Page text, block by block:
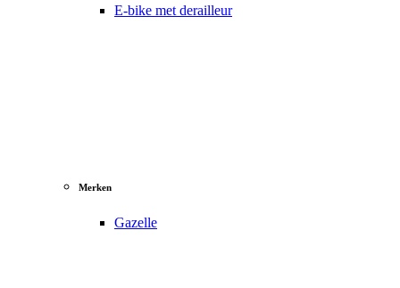
E-bike met derailleur
Merken
Gazelle